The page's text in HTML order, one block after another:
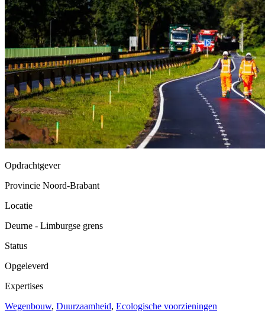
Opdrachtgever
Provincie Noord-Brabant
Locatie
Deurne - Limburgse grens
Status
Opgeleverd
Expertises
Wegenbouw, Duurzaamheid, Ecologische voorzieningen